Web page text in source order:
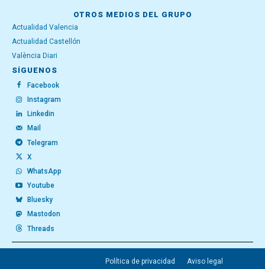
OTROS MEDIOS DEL GRUPO
Actualidad Valencia
Actualidad Castellón
València Diari
SÍGUENOS
Facebook
Instagram
Linkedin
Mail
Telegram
X
WhatsApp
Youtube
Bluesky
Mastodon
Threads
Política de privacidad Aviso legal